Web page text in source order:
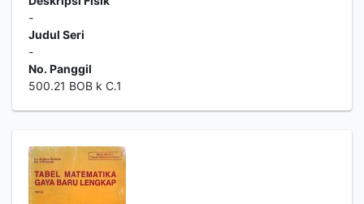
-
Judul Seri
-
No. Panggil
500.21 BOB k C.1